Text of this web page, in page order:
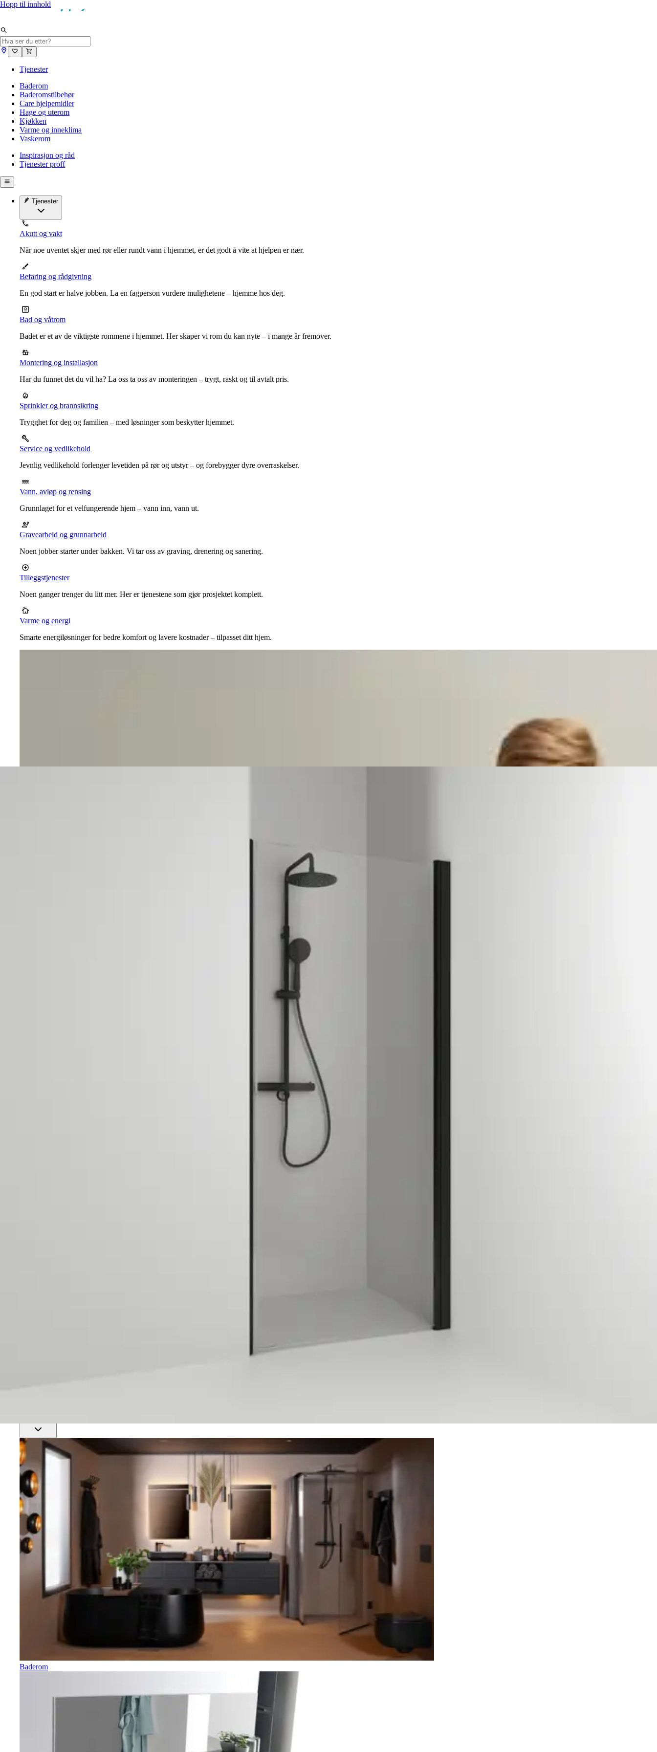
Hopp til innhold
Tjenester
Baderom
Baderomstilbehør
Care hjelpemidler
Hage og uterom
Kjøkken
Varme og inneklima
Vaskerom
Inspirasjon og råd
Tjenester proff
Tjenester
Akutt og vakt
Når noe uventet skjer med rør eller rundt vann i hjemmet, er det godt å vite at hjelpen er nær.
Befaring og rådgivning
En god start er halve jobben. La en fagperson vurdere mulighetene – hjemme hos deg.
Bad og våtrom
Badet er et av de viktigste rommene i hjemmet. Her skaper vi rom du kan nyte – i mange år fremover.
Montering og installasjon
Har du funnet det du vil ha? La oss ta oss av monteringen – trygt, raskt og til avtalt pris.
Sprinkler og brannsikring
Trygghet for deg og familien – med løsninger som beskytter hjemmet.
Service og vedlikehold
Jevnlig vedlikehold forlenger levetiden på rør og utstyr – og forebygger dyre overraskelser.
Vann, avløp og rensing
Grunnlaget for et velfungerende hjem – vann inn, vann ut.
Gravearbeid og grunnarbeid
Noen jobber starter under bakken. Vi tar oss av graving, drenering og sanering.
Tilleggstjenester
Noen ganger trenger du litt mer. Her er tjenestene som gjør prosjektet komplett.
Varme og energi
Smarte energiløsninger for bedre komfort og lavere kostnader – tilpasset ditt hjem.
Baderom